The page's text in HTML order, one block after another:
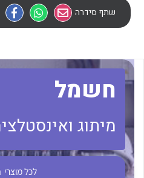
לכל מוצרי היצרן
שתף סידרה
חשמל
מיתוג
לכל מוצרי